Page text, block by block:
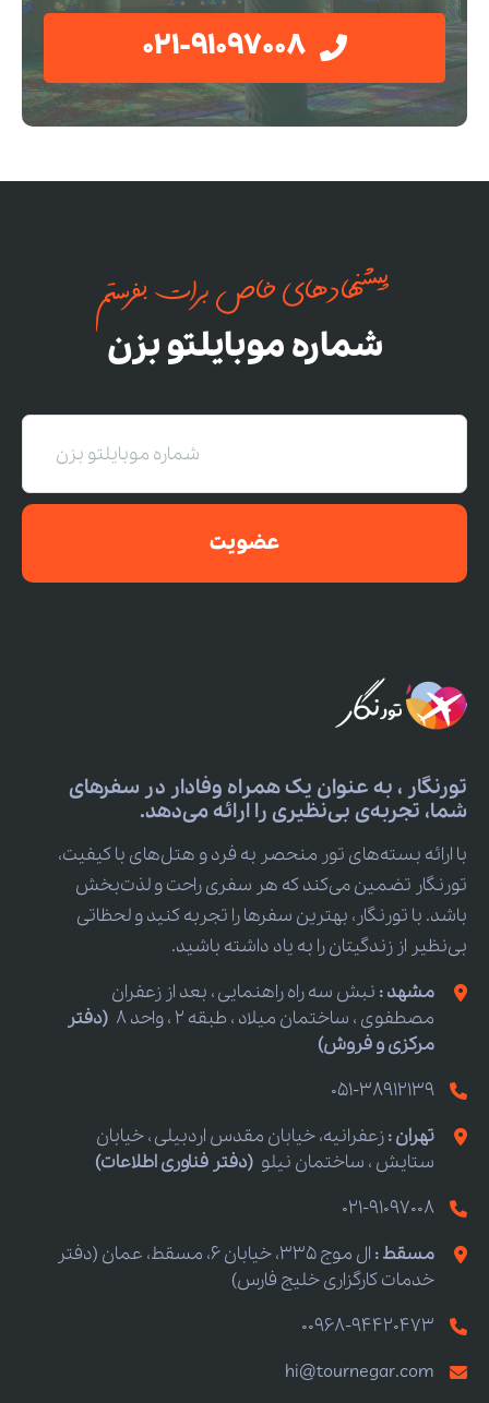
021-91097008
پیشنهادهای خاص برات بفرستم
شماره موبایلتو بزن
عضویت
تورنگار ، به عنوان یک همراه وفادار در سفرهای
شما، تجربه‌ی بی‌نظیری را ارائه می‌دهد.
با ارائه بسته‌های تور منحصر به فرد و هتل‌های با کیفیت،
تورنگار تضمین می‌کند که هر سفری راحت و لذت‌بخش
باشد. با تورنگار، بهترین سفرها را تجربه کنید و لحظاتی
بی‌نظیر از زندگیتان را به یاد داشته باشید.
مشهد : نبش سه راه راهنمایی ، بعد از زعفران
مصطفوی ، ساختمان میلاد ، طبقه 2 ، واحد 8
(دفتر
مرکزی و فروش)
051-38912139
تهران :زعفرانیه، خیابان مقدس اردبیلی ، خیابان
ستایش ، ساختمان نیلو (دفتر فناوری اطلاعات)
021-91097008
مسقط :
ال موج 335، خیابان 6، مسقط، عمان (دفتر
خدمات کارگزاری خلیج فارس)
00968-94420473
hi@tournegar.com